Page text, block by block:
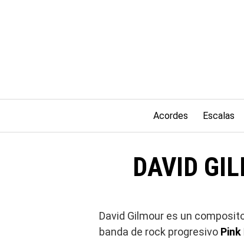
Acordes Escalas
DAVID
David Gilmour es un
banda de rock progresivo Pink